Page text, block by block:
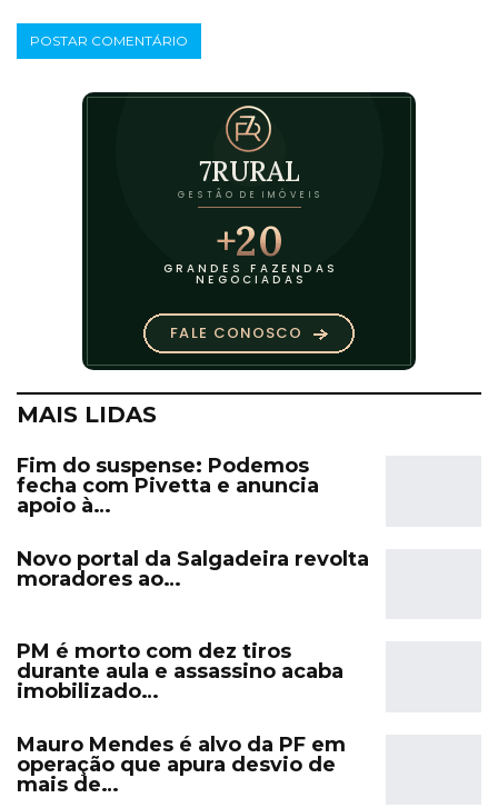
MAIS LIDAS
Fim do suspense: Podemos
fecha com Pivetta e anuncia
apoio à…
Novo portal da Salgadeira revolta
moradores ao…
PM é morto com dez tiros
durante aula e assassino acaba
imobilizado…
Mauro Mendes é alvo da PF em
operação que apura desvio de
mais de…